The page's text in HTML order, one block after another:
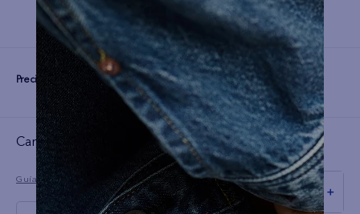
Precio: 79
Cargando el resumen…
Guía de tallas
＋
－